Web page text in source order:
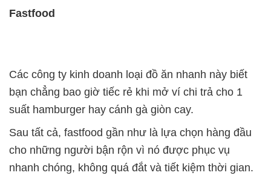
Fastfood
Các công ty kinh doanh loại đồ ăn nhanh này biết
bạn chẳng bao giờ tiếc rẻ khi mở ví chi trả cho 1
suất hamburger hay cánh gà giòn cay.
Sau tất cả, fastfood gần như là lựa chọn hàng đầu
cho những người bận rộn vì nó được phục vụ
nhanh chóng, không quá đắt và tiết kiệm thời gian.